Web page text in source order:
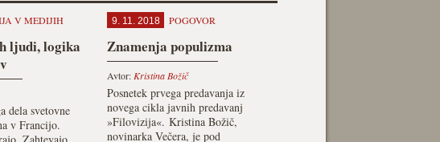
V MEDIJIH
ljudi, logika
dela svetovne
v Francijo.
9. 11. 2018 POGOVOR
Znamenja populizma
Avtor: Kristina Božič
Posnetek prvega predavanja iz
novega cikla javnih predavanj
»Filovizija«. Kristina Božič,
novinarka Večera, je pod